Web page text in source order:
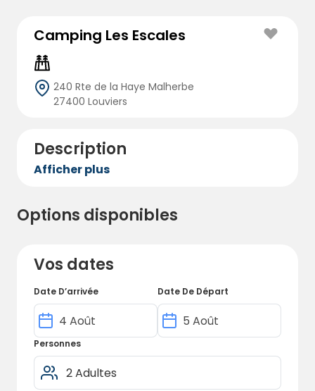
Camping Les Escales
240 Rte de la Haye Malherbe
27400 Louviers
Description
Afficher plus
Options disponibles
Vos dates
Date D’arrivée Date De Départ
Personnes